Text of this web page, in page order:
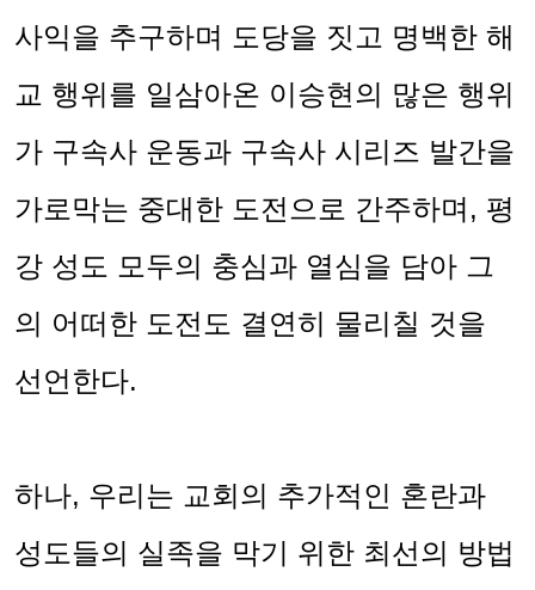
사익을 추구하며 도당을 짓고 명백한 해
교 행위를 일삼아온 이승현의 많은 행위
가 구속사 운동과 구속사 시리즈 발간을
가로막는 중대한 도전으로 간주하며, 평
강 성도 모두의 충심과 열심을 담아 그
의 어떠한 도전도 결연히 물리칠 것을
선언한다.
하나, 우리는 교회의 추가적인 혼란과
성도들의 실족을 막기 위한 최선의 방법